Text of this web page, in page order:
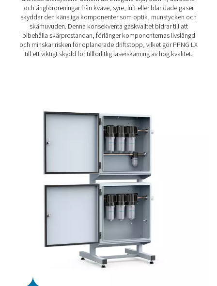
PPNG LX är en högeffektiv filtreringspanel som
damm och ångföroreningar från kväve, syre, luft eller
hjälpgaser som används vid laserskärning. Även
dessa föroreningar kan skada laserhuvudet, försämra
skärkvaliteten och orsaka oplanerade driftstopp.
komponenter som munstycken och optik.
PPNG LX levereras förkonfigurerad för kväve- och
och erbjuder en extra panel för luft eller blandgas som
Tack vare den kompakta, förmonterade designen är
installationen enkel och underhållet minimalt.
Högpresterande
hjälpgasfiltrering för
laserskärning